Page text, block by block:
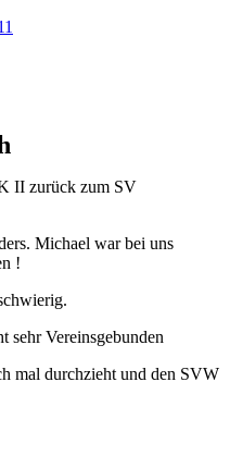
II zurück zum SV
Michael war bei uns
!
sehr Vereinsgebunden
mal durchzieht und den SVW